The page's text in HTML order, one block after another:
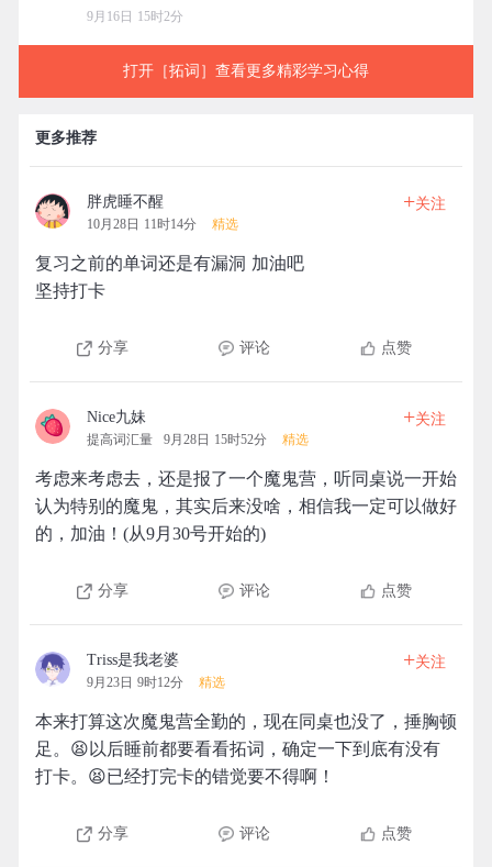
9月16日 15时2分
打开［拓词］查看更多精彩学习心得
更多推荐
胖虎睡不醒
10月28日 11时14分 精选
+关注
复习之前的单词还是有漏洞 加油吧
坚持打卡
分享 评论 点赞
Nice九妹
提高词汇量 9月28日 15时52分 精选
+关注
考虑来考虑去，还是报了一个魔鬼营，听同桌说一开始
认为特别的魔鬼，其实后来没啥，相信我一定可以做好
的，加油！(从9月30号开始的)
分享 评论 点赞
Triss是我老婆
9月23日 9时12分 精选
+关注
本来打算这次魔鬼营全勤的，现在同桌也没了，捶胸顿
足。😫以后睡前都要看看拓词，确定一下到底有没有
打卡。😫已经打完卡的错觉要不得啊！
分享 评论 点赞